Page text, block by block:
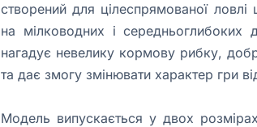
створений для цілеспрямованої
на мілководних і середньоглибоких
нагадує невелику кормову рибку,
та дає змогу змінювати характер гри
Модель випускається у двох